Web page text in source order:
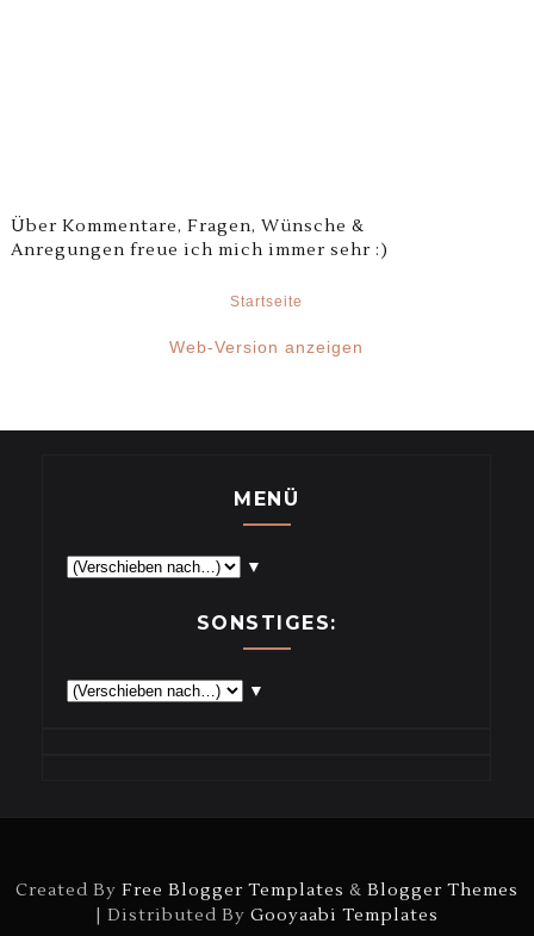
Über Kommentare, Fragen, Wünsche &
Anregungen freue ich mich immer sehr :)
Startseite
Web-Version anzeigen
MENÜ
▼
SONSTIGES:
▼
Created By Free Blogger Templates & Blogger Themes
| Distributed By Gooyaabi Templates